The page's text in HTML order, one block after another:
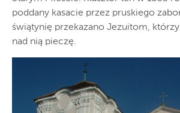
poddany kasacie przez pruskiego
świątynię przekazano Jezuitom,
nad nią pieczę.